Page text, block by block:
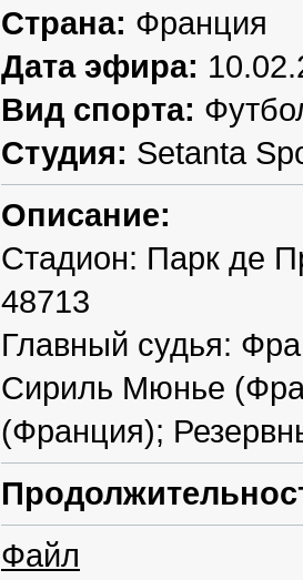
Страна: Франция
Дата эфира:
Вид спорта:
Студия: Setanta
Описание:
Стадион: Парк де
48713
Главный судья:
Сириль Мюнье
(Франция);
Файл